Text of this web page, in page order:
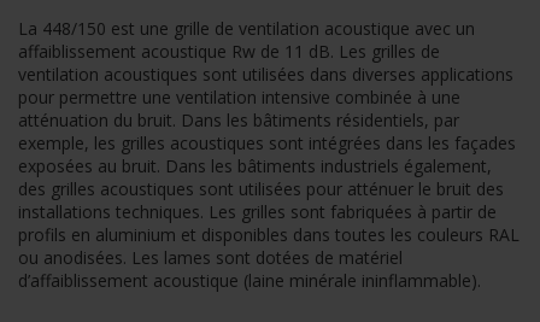
La 448/150 est une grille de ventilation acoustique avec un
affaiblissement acoustique Rw de 11 dB. Les grilles de
ventilation acoustiques sont utilisées dans diverses applications
pour permettre une ventilation intensive combinée à une
atténuation du bruit. Dans les bâtiments résidentiels, par
exemple, les grilles acoustiques sont intégrées dans les façades
exposées au bruit. Dans les bâtiments industriels également,
des grilles acoustiques sont utilisées pour atténuer le bruit des
installations techniques. Les grilles sont fabriquées à partir de
profils en aluminium et disponibles dans toutes les couleurs RAL
ou anodisées. Les lames sont dotées de matériel
d’affaiblissement acoustique (laine minérale ininflammable).